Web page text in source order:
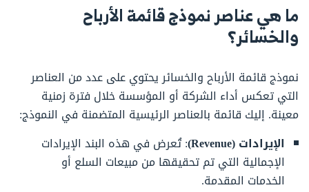
ما هي عناصر نموذج قائمة الأرباح
والخسائر؟
نموذج قائمة الأرباح والخسائر يحتوي على عدد من العناصر
التي تعكس أداء الشركة أو المؤسسة خلال فترة زمنية
معينة. إليك قائمة بالعناصر الرئيسية المتضمنة في النموذج:
الإيرادات (Revenue)
: تُعرض في هذه البند الإيرادات
الإجمالية التي تم تحقيقها من مبيعات السلع أو
الخدمات المقدمة.